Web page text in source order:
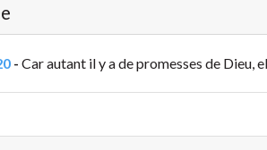
- Car autant il y a de promesses de Dieu,